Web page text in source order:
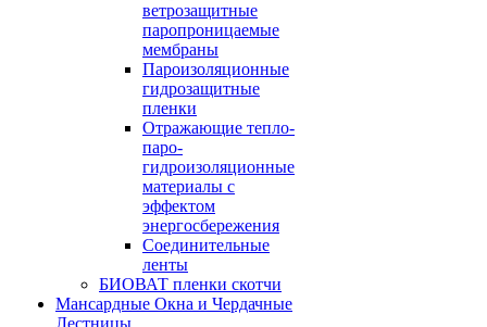
ветрозащитные
паропроницаемые
мембраны
Пароизоляционные
гидрозащитные
пленки
Отражающие тепло-
паро-
гидроизоляционные
материалы с
эффектом
энергосбережения
Соединительные
ленты
БИОВАТ пленки скотчи
Мансардные Окна и Чердачные
Лестницы